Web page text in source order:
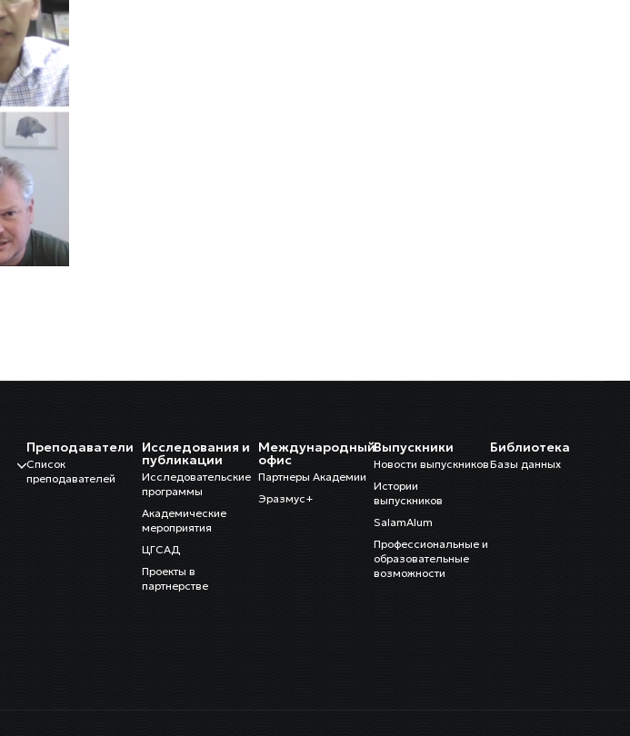
Преподаватели
Список
преподавателей
Исследования и
публикации
Исследовательские
программы
Академические
мероприятия
ЦГСАД
Проекты в
партнерстве
Международный
офис
Партнеры Академии
Эразмус+
Выпускники
Новости выпускников
Истории
выпускников
SalamAlum
Профессиональные и
образовательные
возможности
Библиотека
Базы данных